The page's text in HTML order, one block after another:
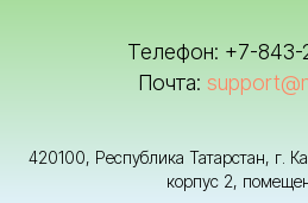
Телефон: +7-843-
Почта:
420100, Республика Татарстан, г.
корпус 2,